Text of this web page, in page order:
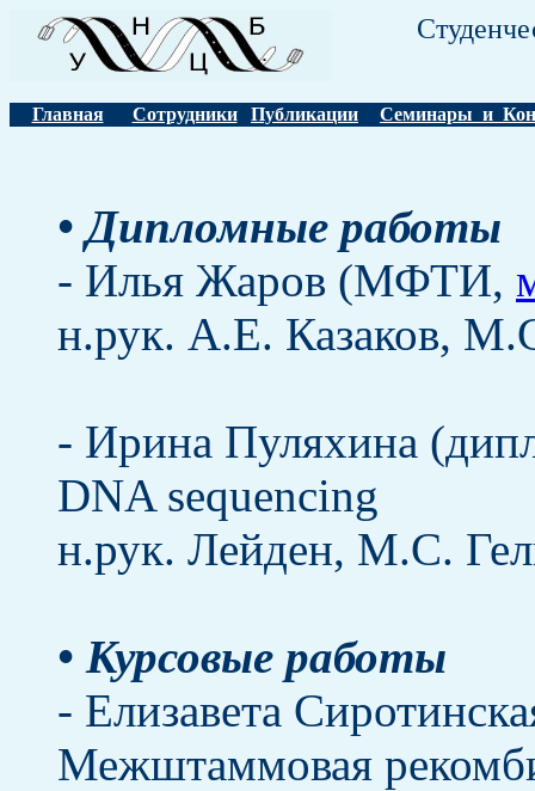
Главная Сотрудники Публикации Семинары и
• Дипломные работы
- Илья Жаров (МФТИ,
н.рук. А.Е. Казаков,
- Ирина Пуляхина
DNA sequencing
н.рук. Лейден, М.С.
• Курсовые работы
- Елизавета
Межштаммовая